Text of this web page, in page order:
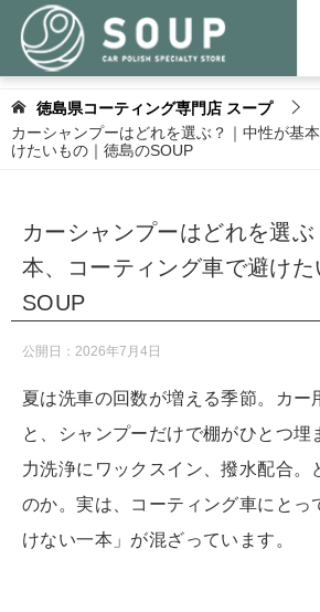
徳島県コーティング専門店 スープ
カーシャンプーはどれを選ぶ？｜中性が基
けたいもの｜徳島のSOUP
カーシャンプーはどれを選
本、コーティング車で避け
SOUP
公開日： 2026年7月4日
夏は洗車の回数が増える季節。カー
と、シャンプーだけで棚がひとつ埋
力洗浄にワックスイン、撥水配合。
のか。実は、コーティング車にとっ
けない一本」が混ざっています。